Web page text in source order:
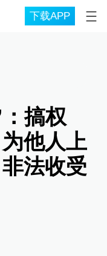
下载APP
搞权
他人上
法收受